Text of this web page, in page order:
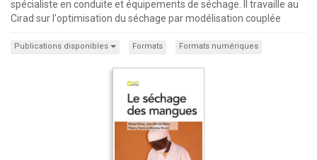
spécialiste en conduite et équipements de séchage. Il travaille au
Cirad sur l'optimisation du séchage par modélisation couplée
Publications disponibles Formats Formats numériques